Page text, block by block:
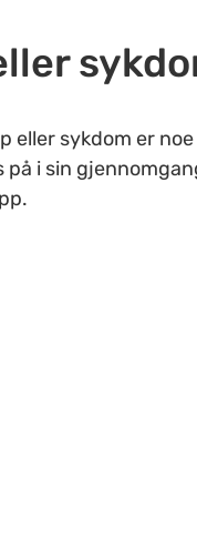
eller sykdom er
på i sin